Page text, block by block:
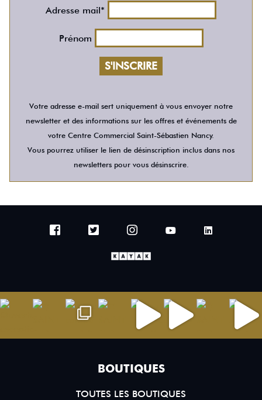
Adresse mail*
Prénom
Votre adresse e-mail sert uniquement à vous envoyer notre
newsletter et des informations sur les offres et événements de
votre Centre Commercial Saint-Sébastien Nancy.
Vous pourrez utiliser le lien de désinscription inclus dans nos
newsletters pour vous désinscrire.
BOUTIQUES
TOUTES LES BOUTIQUES